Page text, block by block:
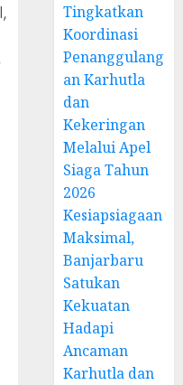
Tingkatkan
Koordinasi
Penanggulang
an Karhutla
dan
Kekeringan
Melalui Apel
Siaga Tahun
2026
Kesiapsiagaan
Maksimal,
Banjarbaru
Satukan
Kekuatan
Hadapi
Ancaman
Karhutla dan